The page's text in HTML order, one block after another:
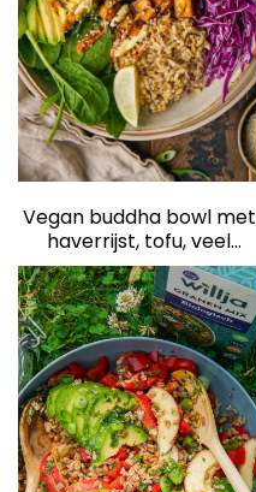
Vegan buddha bowl met
haverrijst, tofu, veel
groente en
pindadressing